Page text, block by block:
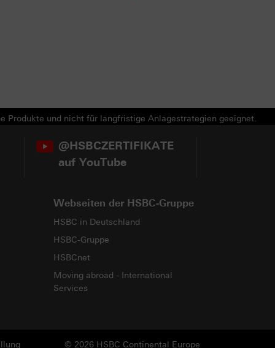
Produkte und nicht für langfristige Anlagestrategien geeignet.
@HSBCZERTIFIKATE
auf YouTube
Webseiten der HSBC-Gruppe
HSBC in Deutschland
HSBC-Gruppe
HSBCnet
Moving abroad - International
Services
© 2026 HSBC Continental Europe